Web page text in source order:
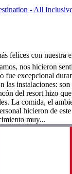
- All
felices con
nos hicieron
fue excepcional
las instalaciones:
del resort hizo
La comida, el
hicieron de
muy...